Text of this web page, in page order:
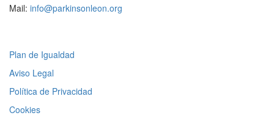
Mail: info@parkinsonleon.org
Plan de Igualdad
Aviso Legal
Política de Privacidad
Cookies